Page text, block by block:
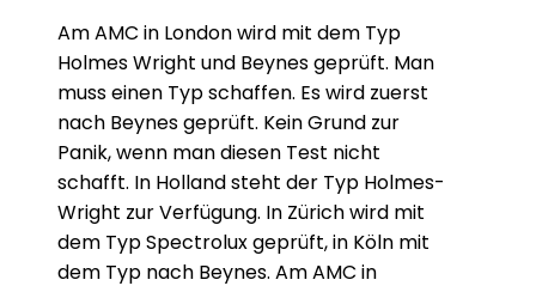
Am AMC in London wird mit dem Typ
Holmes Wright und Beynes geprüft. Man
muss einen Typ schaffen. Es wird zuerst
nach Beynes geprüft. Kein Grund zur
Panik, wenn man diesen Test nicht
schafft. In Holland steht der Typ Holmes-
Wright zur Verfügung. In Zürich wird mit
dem Typ Spectrolux geprüft, in Köln mit
dem Typ nach Beynes. Am AMC in